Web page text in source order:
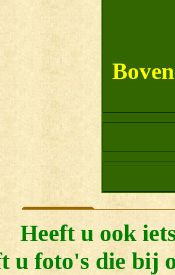
Heeft u ook
u foto's die bij